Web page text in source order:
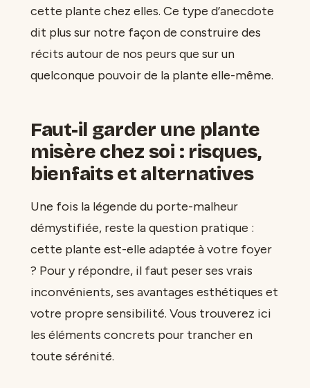
cette plante chez elles. Ce type d’anecdote
dit plus sur notre façon de construire des
récits autour de nos peurs que sur un
quelconque pouvoir de la plante elle-même.
Faut-il garder une plante
misère chez soi : risques,
bienfaits et alternatives
Une fois la légende du porte-malheur
démystifiée, reste la question pratique :
cette plante est-elle adaptée à votre foyer
? Pour y répondre, il faut peser ses vrais
inconvénients, ses avantages esthétiques et
votre propre sensibilité. Vous trouverez ici
les éléments concrets pour trancher en
toute sérénité.